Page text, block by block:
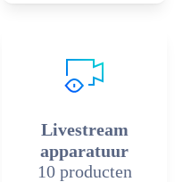
Livestream
apparatuur
10 producten